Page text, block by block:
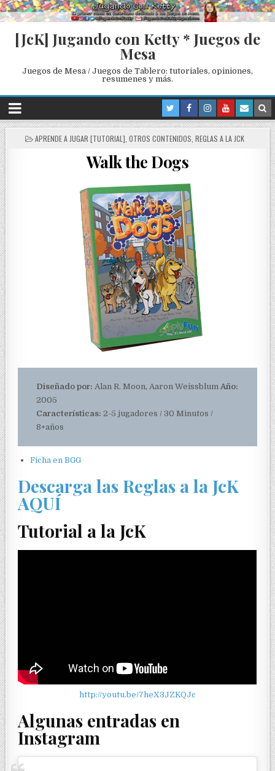
[JcK] Jugando con Ketty * Juegos de
Mesa
Juegos de Mesa / Juegos de Tablero: tutoriales, opiniones,
resumenes y más.
P
APRENDE A JUGAR [TUTORIAL] OTROS CONTENIDOS REGLAS A LA JCK
Walk the Dogs
Diseñado por:Alan R. Moon, Aaron WeissblumAño:
2005
Características: 2-5 jugadores / 30 Minutos /
8+años
Ficha en BGG
Descarga las Reglas a la JcK
AQUÍ
Tutorial a la JcK
http://youtu.be/7heX3JZKQJc
Algunas entradas en
Instagram